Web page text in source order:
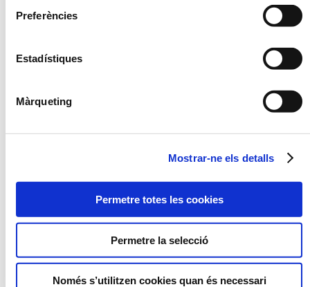
Preferències
Estadístiques
Màrqueting
Mostrar-ne els detalls
Permetre totes les cookies
Permetre la selecció
Només s’utilitzen cookies quan és necessari
Compromís amb les persones i el
iniciatives solidàries que impulsen el benestar
social a les nostres comarques.
Llegir més